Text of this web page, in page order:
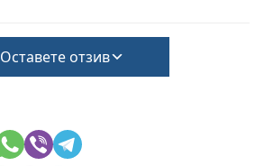
Оставете отзив